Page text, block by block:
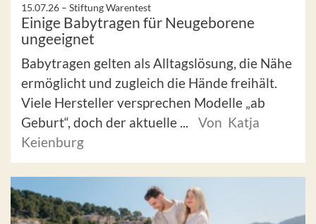
15.07.26 – Stiftung Warentest
Einige Babytragen für Neugeborene
ungeeignet
Babytragen gelten als Alltagslösung, die Nähe
ermöglicht und zugleich die Hände freihält.
Viele Hersteller versprechen Modelle „ab
Geburt“, doch der aktuelle ...
Von Katja
Keienburg